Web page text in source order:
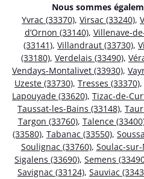
Nous sommes
Yvrac (33370), Virsac (33240),
d’Ornon (33140), Villenave-
(33141), Villandraut (33730),
(33180), Verdelais (33490),
Vendays-Montalivet (33930),
Uzeste (33730), Tresses (33370),
Lapouyade (33620), Tizac-de-
Taussat-les-Bains (33148),
Targon (33760), Talence
(33580), Tabanac (33550),
Soulignac (33760), Soulac-
Sigalens (33690), Semens
Savignac (33124), Sauviac